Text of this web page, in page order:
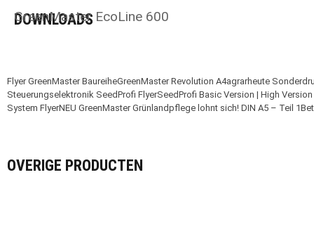
DOWNLOADS
GreenMaster EcoLine 600
Flyer GreenMaster BaureiheGreenMaster Revolution A4agrarheute
Steuerungselektronik SeedProfi FlyerSeedProfi Basic Version | High
System FlyerNEU GreenMaster Grünlandpflege lohnt sich! DIN A5 – Teil 1
OVERIGE PRODUCTEN